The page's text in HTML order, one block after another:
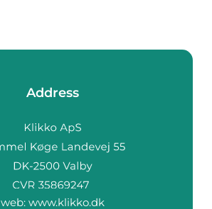
Address
web: www.klikko.dk